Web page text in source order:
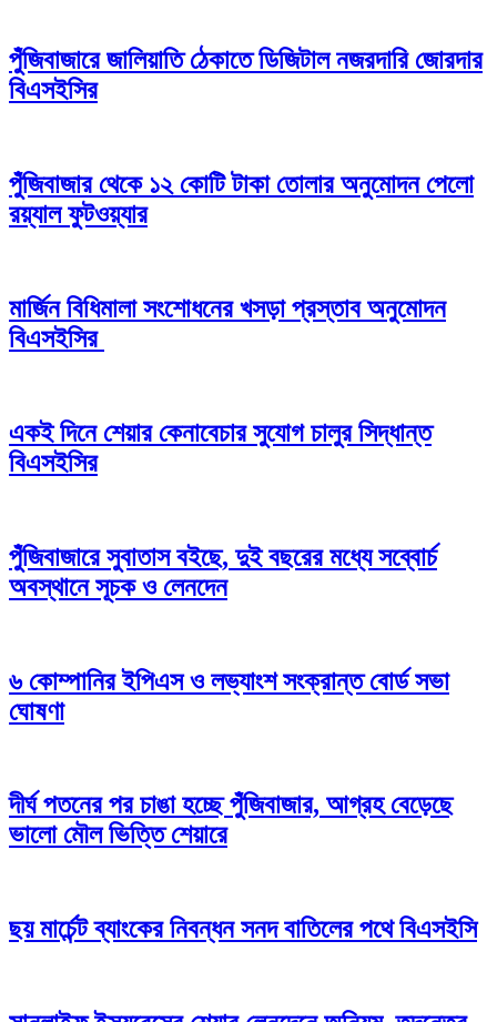
পুঁজিবাজারে জালিয়াতি ঠেকাতে ডিজিটাল নজরদারি জোরদার
বিএসইসির
পুঁজিবাজার থেকে ১২ কোটি টাকা তোলার অনুমোদন পেলো
রয়্যাল ফুটওয়্যার
মার্জিন বিধিমালা সংশোধনের খসড়া প্রস্তাব অনুমোদন
বিএসইসির
একই দিনে শেয়ার কেনাবেচার সুযোগ চালুর সিদ্ধান্ত
বিএসইসির
পুঁজিবাজারে সুবাতাস বইছে, দুই বছরের মধ্যে সব্বোর্চ
অবস্থানে সূচক ও লেনদেন
৬ কোম্পানির ইপিএস ও লভ্যাংশ সংক্রান্ত বোর্ড সভা
ঘোষণা
দীর্ঘ পতনের পর চাঙা হচ্ছে পুঁজিবাজার, আগ্রহ বেড়েছে
ভালো মৌল ভিত্তি শেয়ারে
ছয় মার্চেন্ট ব্যাংকের নিবন্ধন সনদ বাতিলের পথে বিএসইসি